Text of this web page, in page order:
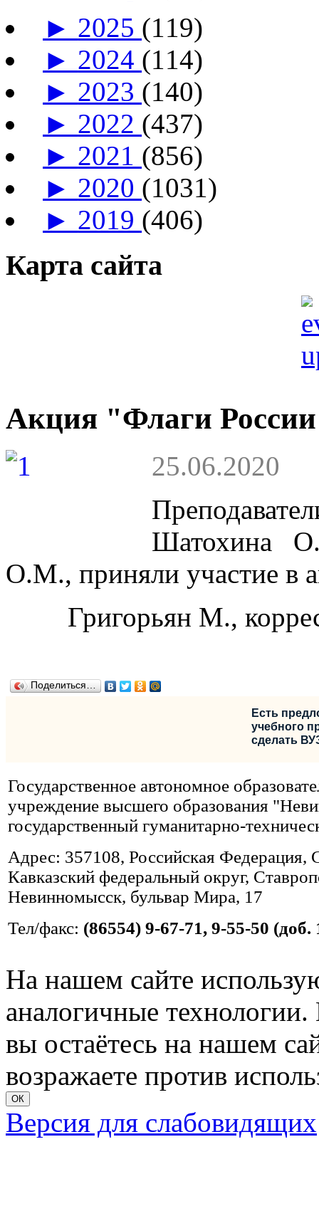
► 2025 (119)
► 2024 (114)
► 2023 (140)
► 2022 (437)
► 2021 (856)
► 2020 (1031)
► 2019 (406)
Карта сайта
Акция "Флаги
25.06.2020
Шатохина
О.М., приняли участие в
Григорьян М.,
Поделиться…
Есть
учебного
сделать
Государственное автономное
учреждение высшего образования
государственный гуманитарно-
Адрес: 357108, Российская Федерация,
Кавказский федеральный округ,
Невинномысск, бульвар Мира, 17
Тел/факс: (86554) 9-67-71, 9-55-50 (доб.
На нашем сайте
аналогичные
вы остаётесь на нашем
возражаете против
ОК
Версия для слабовидящих